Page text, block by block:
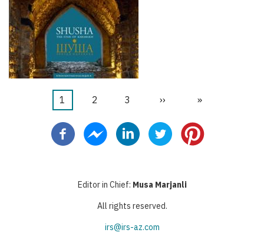
Pagination
Halaman
1 Halaman
2 Halaman
3
Halaman
››
Last
»
Editor in Chief: Musa Marjanli
All rights reserved.
irs@irs-az.com